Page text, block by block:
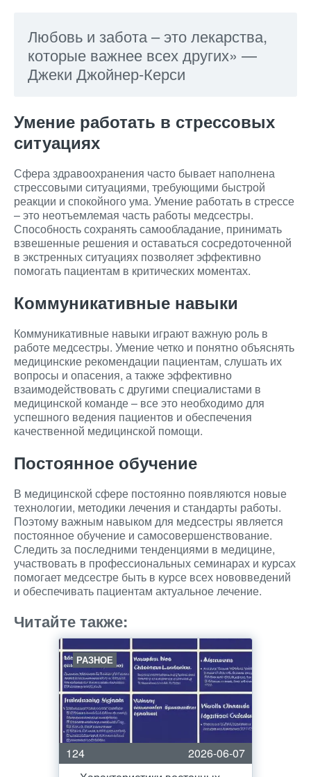
Любовь и забота – это лекарства,
которые важнее всех других» —
Джеки Джойнер-Керси
Умение работать в стрессовых
ситуациях
Сфера здравоохранения часто бывает наполнена
стрессовыми ситуациями, требующими быстрой
реакции и спокойного ума. Умение работать в стрессе
– это неотъемлемая часть работы медсестры.
Способность сохранять самообладание, принимать
взвешенные решения и оставаться сосредоточенной
в экстренных ситуациях позволяет эффективно
помогать пациентам в критических моментах.
Коммуникативные навыки
Коммуникативные навыки играют важную роль в
работе медсестры. Умение четко и понятно объяснять
медицинские рекомендации пациентам, слушать их
вопросы и опасения, а также эффективно
взаимодействовать с другими специалистами в
медицинской команде – все это необходимо для
успешного ведения пациентов и обеспечения
качественной медицинской помощи.
Постоянное обучение
В медицинской сфере постоянно появляются новые
технологии, методики лечения и стандарты работы.
Поэтому важным навыком для медсестры является
постоянное обучение и самосовершенствование.
Следить за последними тенденциями в медицине,
участвовать в профессиональных семинарах и курсах
помогает медсестре быть в курсе всех нововведений
и обеспечивать пациентам актуальное лечение.
Читайте также:
РАЗНОЕ
124
2026-06-07